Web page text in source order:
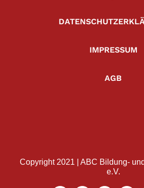
IMPRESSUM
AGB
Copyright 2021 | ABC Bildung-
e.V.